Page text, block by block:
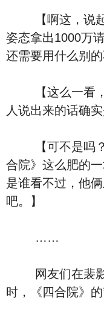
【啊这，说起
姿态拿出1000万
还需要用什么别的
【这么一看，
人说出来的话确
【可不是吗？
合院》这么肥的
是谁看不过，他
吧。】
……
网友们在裴影
时，《四合院》